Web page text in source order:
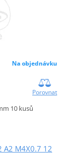
Na objednávku
Porovnat
10 kusů
A2 M4X0.7 12